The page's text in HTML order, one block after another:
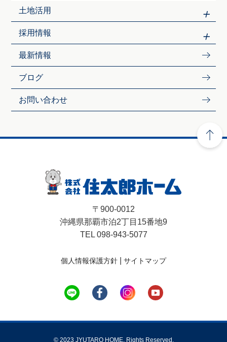
土地活用
採用情報
最新情報
ブログ
お問い合わせ
〒900-0012
沖縄県那覇市泊2丁目15番地9
TEL 098-943-5077
個人情報保護方針 サイトマップ
© 2023 JYUTARO HOME. Rights Reserved.